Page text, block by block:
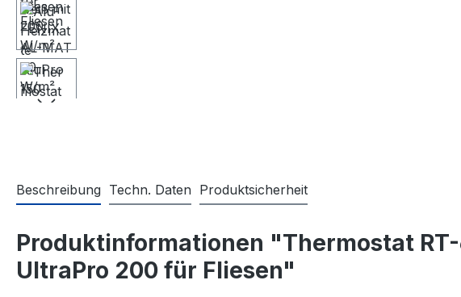
Beschreibung Techn. Daten Produktsicherheit
Produktinformationen "Thermostat
UltraPro 200 für Fliesen"